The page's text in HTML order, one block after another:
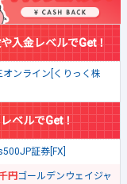
入金レベルでGet！
オンライン[くりっく株
ベルでGet！
証券[FX]
円ゴールデンウェイジャ